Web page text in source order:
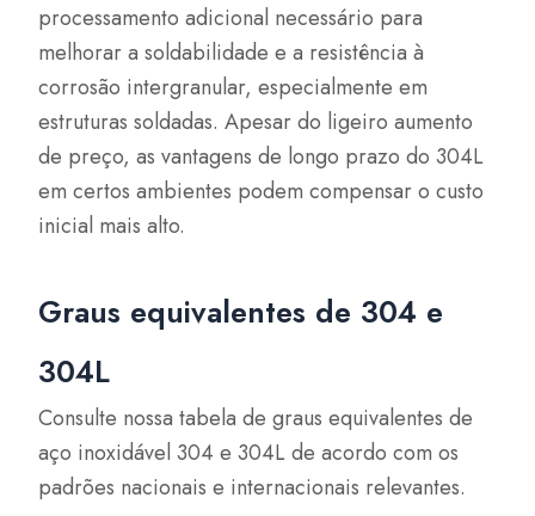
processamento adicional necessário para
melhorar a soldabilidade e a resistência à
corrosão intergranular, especialmente em
estruturas soldadas. Apesar do ligeiro aumento
de preço, as vantagens de longo prazo do 304L
em certos ambientes podem compensar o custo
inicial mais alto.
Graus equivalentes de 304 e
304L
Consulte nossa tabela de graus equivalentes de
aço inoxidável 304 e 304L de acordo com os
padrões nacionais e internacionais relevantes.